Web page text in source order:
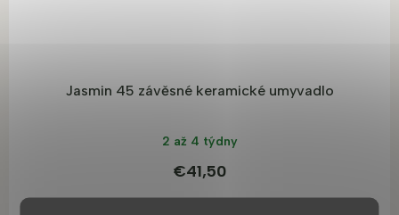
Jasmin 45 závěsné keramické umyvadlo
2 až 4 týdny
€41,50